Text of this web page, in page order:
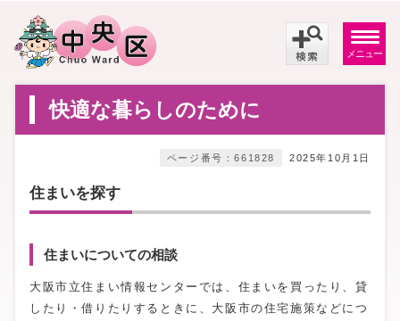
メニュー
快適な暮らしのために
2025年10月1日
ページ番号：661828
住まいを探す
住まいについての相談
大阪市立住まい情報センターでは、住まいを買ったり、貸
したり・借りたりするときに、大阪市の住宅施策などにつ